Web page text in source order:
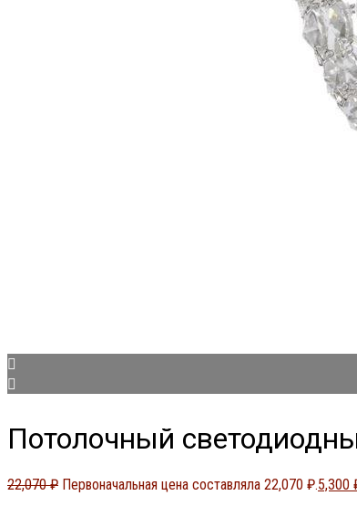
Потолочный
22,070₽ Первоначальная цена составляла 22,070 ₽.5,300